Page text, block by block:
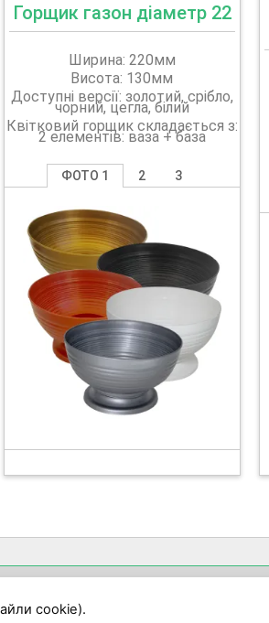
Горщик газон діаметр 22
Ширина: 220мм
Висота: 130мм
Доступні версії: золотий, срібло,
чорний, цегла, білий
Квітковий горщик складається з:
2 елементів: ваза + база
ФОТО 1 2 3
Політика конфіденційності
cookie).